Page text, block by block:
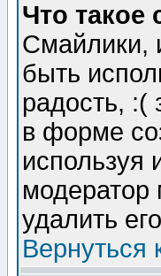
Что такое
Смайлики,
быть
радость, :(
в форме
используя
модератор
удалить
Вернуться